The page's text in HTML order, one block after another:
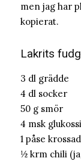
men jag har
kopierat.
Lakrits
3 dl grädde
4 dl socker
50 g smör
4 msk
1 påse
½ krm chili